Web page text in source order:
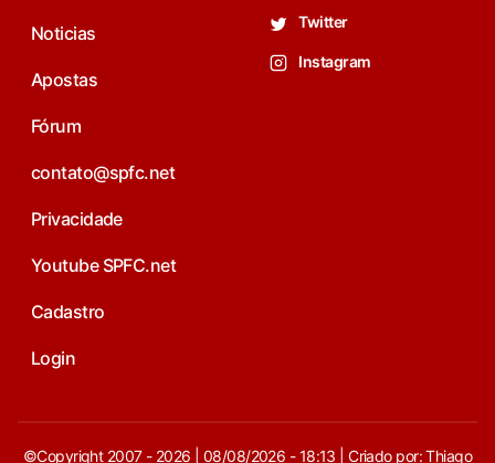
Noticias
Apostas
Fórum
contato@spfc.net
Privacidade
Youtube SPFC.net
Cadastro
Login
Twitter
Instagram
©Copyright 2007 - 2026 | 08/08/2026 - 18:13 | Criado por: Thiago